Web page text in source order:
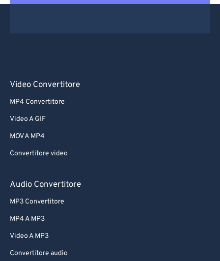
Video Convertitore
MP4 Convertitore
Video A GIF
MOV A MP4
Convertitore video
Audio Convertitore
MP3 Convertitore
MP4 A MP3
Video A MP3
Convertitore audio